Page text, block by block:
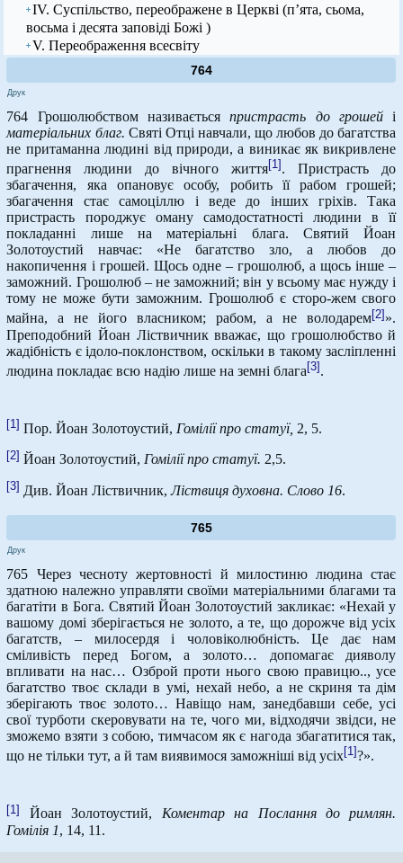
IV. Суспільство, переображене в Церкві (п’ята, сьома,
восьма і десята заповіді Божі )
V. Переображення всесвіту
764
Друк
764 Грошолюбством називаєтьсяпристрасть до грошейі
матеріальних благ. Святі Отці навчали, що любов до багатства
не притаманна людині від природи, а виникає як викривлене
прагнення людини до вічного життя[1] . Пристрасть до
збагачення, яка опановує особу, робить її рабом грошей;
збагачення стає самоціллю і веде до інших гріхів. Така
пристрасть породжує оману самодостатності людини в її
покладанні лише на матеріальні блага. Святий Йоан
Золотоустий навчає: «Не багатство зло, а любов до
накопичення і грошей. Щось одне – грошолюб, а щось інше –
заможний. Грошолюб – не заможний; він у всьому має нужду і
тому не може бути заможним. Грошолюб є сторо-жем свого
майна, а не його власником; рабом, а не володарем[2]».
Преподобний Йоан Ліствичник вважає, що грошолюбство й
жадібність є ідоло-поклонством, оскільки в такому засліпленні
людина покладає всю надію лише на земні блага[3].
[1] Пор. Йоан Золотоустий, Гомілії про статуї, 2, 5.
[2] Йоан Золотоустий,Гомілії про статуї. 2,5.
[3] Див. Йоан Ліствичник,Ліствиця духовна. Слово 16.
765
Друк
765 Через чесноту жертовності й милостиню людина стає
здатною належно управляти своїми матеріальними благами та
багатіти в Бога. Святий Йоан Золотоустий закликає: «Нехай у
вашому домі зберігається не золото, а те, що дорожче від усіх
багатств, – милосердя і чоловіколюбність. Це дає нам
сміливість перед Богом, а золото… допомагає дияволу
впливати на нас… Озброй проти нього свою правицю.., усе
багатство твоє склади в умі, нехай небо, а не скриня та дім
зберігають твоє золото… Навіщо нам, занедбавши себе, усі
свої турботи скеровувати на те, чого ми, відходячи звідси, не
зможемо взяти з собою, тимчасом як є нагода збагатитися так,
що не тільки тут, а й там виявимося заможніші від усіх[1]?».
[1] Йоан Золотоустий, Коментар на Послання до римлян.
Гомілія 1, 14, 11.